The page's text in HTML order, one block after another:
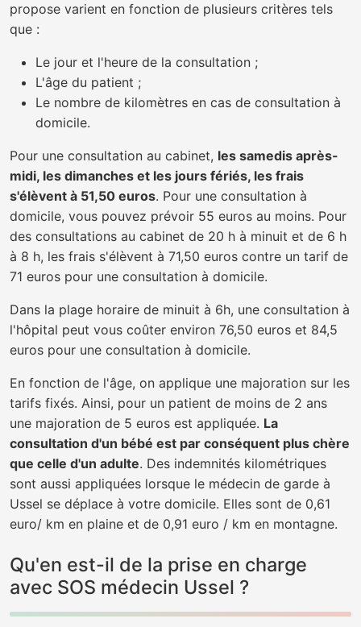
propose varient en fonction de plusieurs critères tels
que :
Le jour et l'heure de la consultation ;
L'âge du patient ;
Le nombre de kilomètres en cas de consultation à
domicile.
Pour une consultation au cabinet, les samedis après-
midi, les dimanches et les jours fériés, les frais
s'élèvent à 51,50 euros. Pour une consultation à
domicile, vous pouvez prévoir 55 euros au moins. Pour
des consultations au cabinet de 20 h à minuit et de 6 h
à 8 h, les frais s'élèvent à 71,50 euros contre un tarif de
71 euros pour une consultation à domicile.
Dans la plage horaire de minuit à 6h, une consultation à
l'hôpital peut vous coûter environ 76,50 euros et 84,5
euros pour une consultation à domicile.
En fonction de l'âge, on applique une majoration sur les
tarifs fixés. Ainsi, pour un patient de moins de 2 ans
une majoration de 5 euros est appliquée. La
consultation d'un bébé est par conséquent plus chère
que celle d'un adulte. Des indemnités kilométriques
sont aussi appliquées lorsque le médecin de garde à
Ussel se déplace à votre domicile. Elles sont de 0,61
euro/ km en plaine et de 0,91 euro / km en montagne.
Qu'en est-il de la prise en charge
avec SOS médecin Ussel ?